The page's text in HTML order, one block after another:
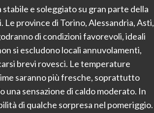
e soleggiato su gran parte della
province di Torino, Alessandria, Asti,
di condizioni favorevoli, ideali
si escludono locali annuvolamenti,
brevi rovesci. Le temperature
saranno più fresche, soprattutto
sensazione di caldo moderato. In
di qualche sorpresa nel pomeriggio.